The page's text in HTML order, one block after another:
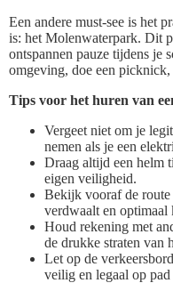
Een andere must-see is het
is: het Molenwaterpark. Dit
ontspannen pauze tijdens je
omgeving, doe een
Tips voor het huren van
Vergeet niet om je
nemen als je een
Draag altijd een helm
eigen veiligheid.
Bekijk vooraf de
verdwaalt en optimaal
Houd rekening met
de drukke straten van
Let op de
veilig en legaal op pad